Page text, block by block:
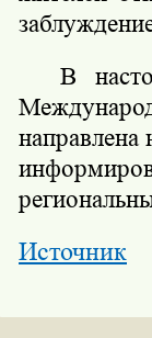
В
направлена
Источник